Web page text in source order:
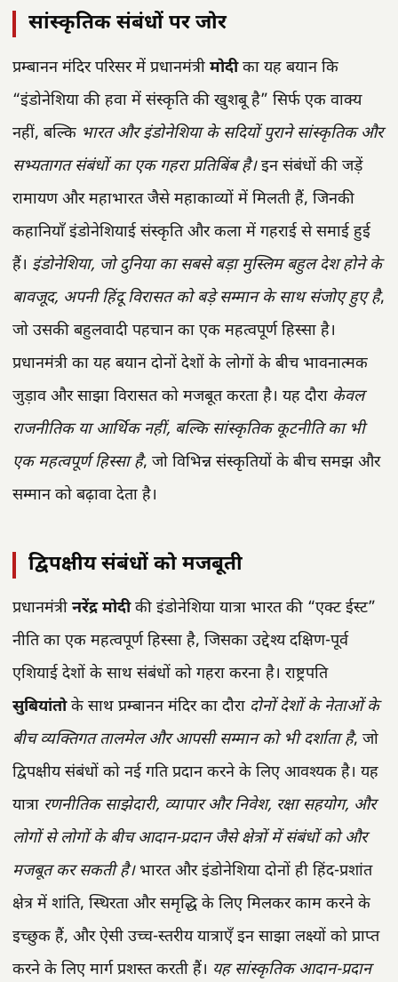
सांस्कृतिक संबंधों पर जोर
प्रम्बानन मंदिर परिसर में प्रधानमंत्री मोदीका यह बयान कि
“इंडोनेशिया की हवा में संस्कृति की खुशबू है” सिर्फ एक वाक्य
नहीं, बल्कि भारत और इंडोनेशिया के सदियों पुराने सांस्कृतिक और
सभ्यतागत संबंधों का एक गहरा प्रतिबिंब है।इन संबंधों की जड़ें
रामायण और महाभारत जैसे महाकाव्यों में मिलती हैं, जिनकी
कहानियाँ इंडोनेशियाई संस्कृति और कला में गहराई से समाई हुई
हैं। इंडोनेशिया, जो दुनिया का सबसे बड़ा मुस्लिम बहुल देश होने के
बावजूद, अपनी हिंदू विरासत को बड़े सम्मान के साथ संजोए हुए है,
जो उसकी बहुलवादी पहचान का एक महत्वपूर्ण हिस्सा है।
प्रधानमंत्री का यह बयान दोनों देशों के लोगों के बीच भावनात्मक
जुड़ाव और साझा विरासत को मजबूत करता है। यह दौरा केवल
राजनीतिक या आर्थिक नहीं, बल्कि सांस्कृतिक कूटनीति का भी
एक महत्वपूर्ण हिस्सा है, जो विभिन्न संस्कृतियों के बीच समझ और
सम्मान को बढ़ावा देता है।
द्विपक्षीय संबंधों को मजबूती
प्रधानमंत्री नरेंद्र मोदीकी इंडोनेशिया यात्रा भारत की “एक्ट ईस्ट”
नीति का एक महत्वपूर्ण हिस्सा है, जिसका उद्देश्य दक्षिण-पूर्व
एशियाई देशों के साथ संबंधों को गहरा करना है। राष्ट्रपति
सुबियांतोके साथ प्रम्बानन मंदिर का दौरा दोनों देशों के नेताओं के
बीच व्यक्तिगत तालमेल और आपसी सम्मान को भी दर्शाता है, जो
द्विपक्षीय संबंधों को नई गति प्रदान करने के लिए आवश्यक है। यह
यात्रा रणनीतिक साझेदारी, व्यापार और निवेश, रक्षा सहयोग, और
लोगों से लोगों के बीच आदान-प्रदान जैसे क्षेत्रों में संबंधों को और
मजबूत कर सकती है।भारत और इंडोनेशिया दोनों ही हिंद-प्रशांत
क्षेत्र में शांति, स्थिरता और समृद्धि के लिए मिलकर काम करने के
इच्छुक हैं, और ऐसी उच्च-स्तरीय यात्राएँ इन साझा लक्ष्यों को प्राप्त
करने के लिए मार्ग प्रशस्त करती हैं। यह सांस्कृतिक आदान-प्रदान